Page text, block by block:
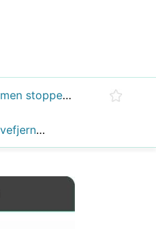
Hva skjer når blodstrømmen stopper til hjernen i 5 sekunder?
Trenger du en krone etter nervefjerning?